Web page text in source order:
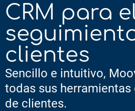
CRM para
clientes
Sencillo e intuitivo,
todas sus
de clientes.